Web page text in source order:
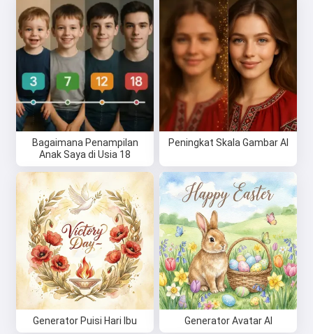
Bagaimana Penampilan
Anak Saya di Usia 18
Peningkat Skala Gambar AI
Generator Puisi Hari Ibu Generator Avatar AI